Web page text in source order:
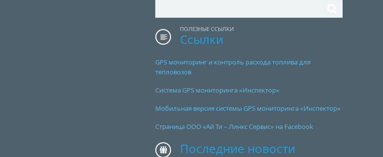
ПОЛЕЗНЫЕ ССЫЛКИ
Ссылки
GPS мониторинг и контроль расхода топлива для
тепловозов
Система GPS мониторинга «Инспектор»
Мобильная версия системы GPS мониторинга «Инспектор»
Страница ООО «Ай Ти – Линкс Сервис» на Facebook
Последние новости